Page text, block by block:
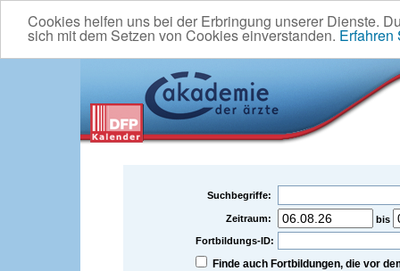
Cookies helfen uns bei der Erbringung unserer Dienste.
sich mit dem Setzen von Cookies einverstanden. Erfahren
Suchbegriffe:
Zeitraum:
bis
Fortbildungs-ID:
Finde auch Fortbildungen, die vor